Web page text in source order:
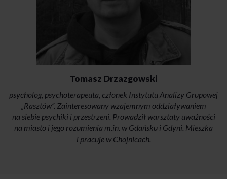
Tomasz Drzazgowski
psycholog, psychoterapeuta, członek Instytutu Analizy Grupowej
„Rasztów”. Zainteresowany wzajemnym oddziaływaniem
na siebie psychiki i przestrzeni. Prowadził warsztaty uważności
na miasto i jego rozumienia m.in. w Gdańsku i Gdyni. Mieszka
i pracuje w Chojnicach.